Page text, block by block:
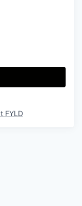
FYLD